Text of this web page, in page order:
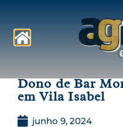
Dono de Bar
em Vila Isabel
junho 9, 2024